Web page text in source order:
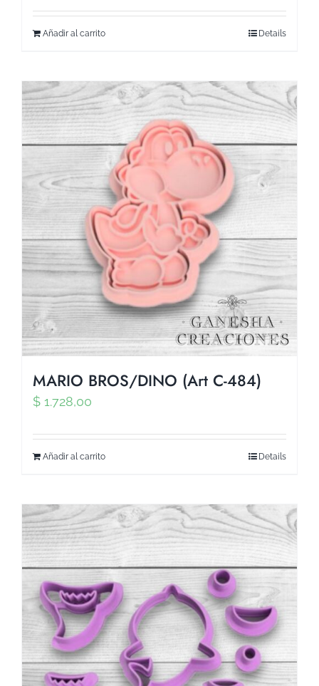
Añadir al carrito Details
MARIO BROS/DINO (Art C-484)
$ 1.728,00
Añadir al carrito Details